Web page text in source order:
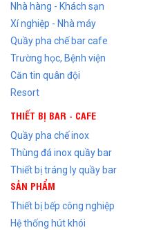
Nhà hàng - Khách sạn
Xí nghiệp - Nhà máy
Quầy pha chế bar cafe
Trường học, Bệnh viện
Căn tin quân đội
Resort
THIẾT BỊ BAR - CAFE
Quầy pha chế inox
Thùng đá inox quầy bar
Thiết bị tráng ly quầy bar
SẢN PHẨM
Thiết bị bếp công nghiệp
Hệ thống hút khói